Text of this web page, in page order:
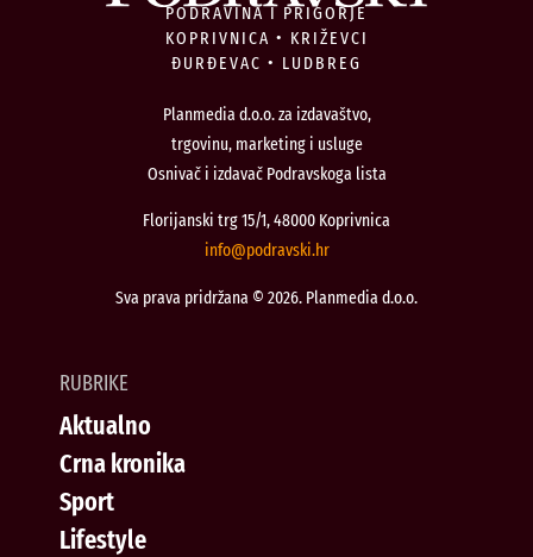
PODRAVINA I PRIGORJE
KOPRIVNICA • KRIŽEVCI
ĐURĐEVAC • LUDBREG
Planmedia d.o.o. za izdavaštvo,
trgovinu, marketing i usluge
Osnivač i izdavač Podravskoga lista
Florijanski trg 15/1, 48000 Koprivnica
rh.iksvardop
@ofni
Sva prava pridržana © 2026. Planmedia d.o.o.
RUBRIKE
Aktualno
Crna kronika
Sport
Lifestyle